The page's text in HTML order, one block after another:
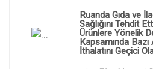
Ruanda Gıda ve
Sağlığını Tehdit
Ürünlere Yönelik
Kapsamında
İthalatını Geçici